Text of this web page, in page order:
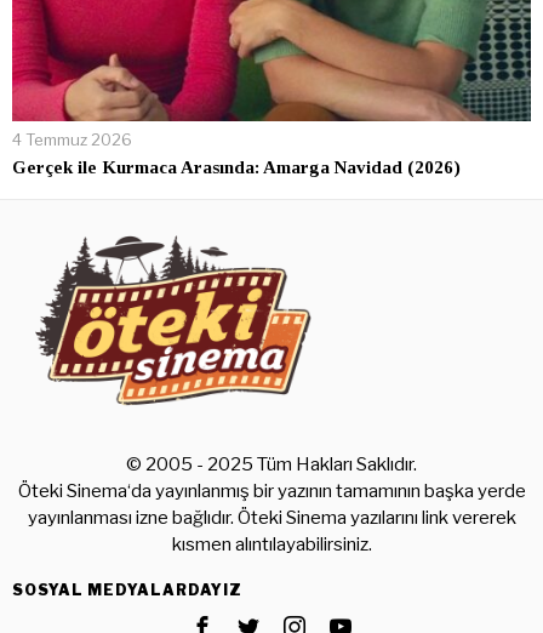
4 Temmuz 2026
Gerçek ile Kurmaca Arasında: Amarga Navidad (2026)
© 2005 - 2025 Tüm Hakları Saklıdır.
Öteki Sinema‘da yayınlanmış bir yazının tamamının başka yerde
yayınlanması izne bağlıdır. Öteki Sinema yazılarını link vererek
kısmen alıntılayabilirsiniz.
SOSYAL MEDYALARDAYIZ